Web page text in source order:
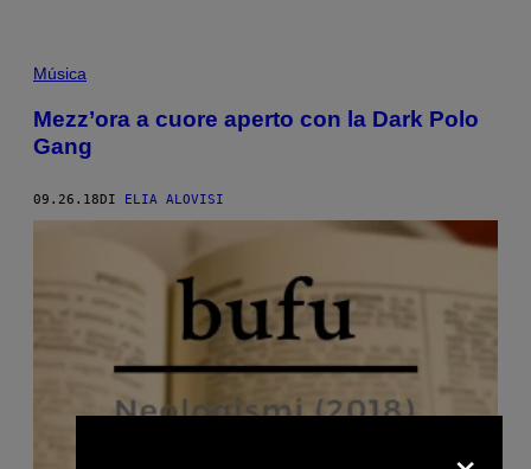
Música
Mezz’ora a cuore aperto con la Dark Polo
Gang
09.26.18DI ELIA ALOVISI